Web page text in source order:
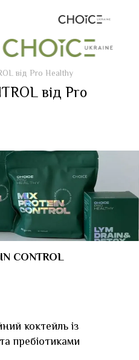
від Pro Healthy
від Pro
CONTROL
коктейль із
пребіотиками